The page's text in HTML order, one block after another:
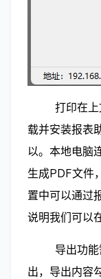
载并安装报表
以。本地电脑
生成PDF文件
置中可以通过
说明我们可以
出，导出内容